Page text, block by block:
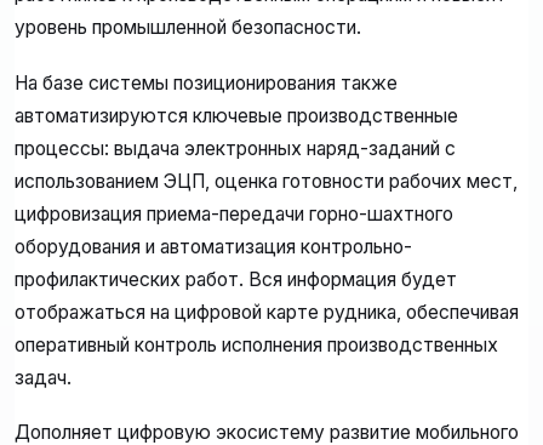
уровень промышленной безопасности.
На базе системы позиционирования также
автоматизируются ключевые производственные
процессы: выдача электронных наряд-заданий с
использованием ЭЦП, оценка готовности рабочих мест,
цифровизация приема-передачи горно-шахтного
оборудования и автоматизация контрольно-
профилактических работ. Вся информация будет
отображаться на цифровой карте рудника, обеспечивая
оперативный контроль исполнения производственных
задач.
Дополняет цифровую экосистему развитие мобильного